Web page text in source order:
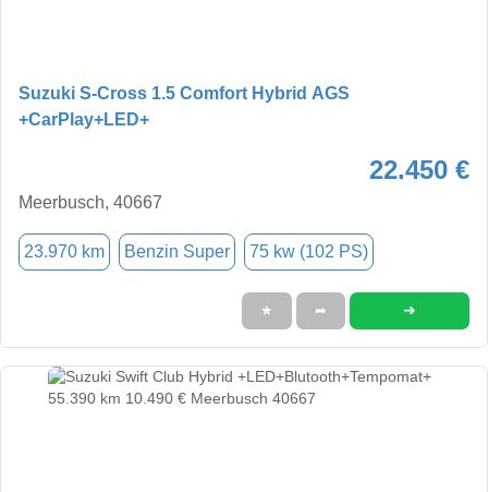
Suzuki S-Cross 1.5 Comfort Hybrid AGS
+CarPlay+LED+
22.450 €
Meerbusch, 40667
23.970 km Benzin Super 75 kw (102 PS)
★ ➦ ➜